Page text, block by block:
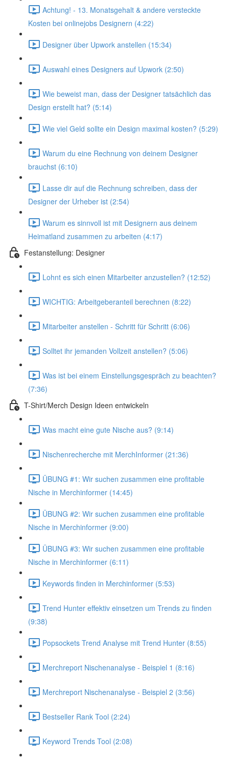
Achtung! - 13. Monatsgehalt & andere versteckte
Kosten bei onlinejobs Designern (4:22)
Designer über Upwork anstellen (15:34)
Auswahl eines Designers auf Upwork (2:50)
Wie beweist man, dass der Designer tatsächlich das
Design erstellt hat? (5:14)
Wie viel Geld sollte ein Design maximal kosten? (5:29)
Warum du eine Rechnung von deinem Designer
brauchst (6:10)
Lasse dir auf die Rechnung schreiben, dass der
Designer der Urheber ist (2:54)
Warum es sinnvoll ist mit Designern aus deinem
Heimatland zusammen zu arbeiten (4:17)
Festanstellung: Designer
Lohnt es sich einen Mitarbeiter anzustellen? (12:52)
WICHTIG: Arbeitgeberanteil berechnen (8:22)
Mitarbeiter anstellen - Schritt für Schritt (6:06)
Solltet ihr jemanden Vollzeit anstellen? (5:06)
Was ist bei einem Einstellungsgespräch zu beachten?
(7:36)
T-Shirt/Merch Design Ideen entwickeln
Was macht eine gute Nische aus? (9:14)
Nischenrecherche mit MerchInformer (21:36)
ÜBUNG #1: Wir suchen zusammen eine profitable
Nische in Merchinformer (14:45)
ÜBUNG #2: Wir suchen zusammen eine profitable
Nische in Merchinformer (9:00)
ÜBUNG #3: Wir suchen zusammen eine profitable
Nische in Merchinformer (6:11)
Keywords finden in Merchinformer (5:53)
Trend Hunter effektiv einsetzen um Trends zu finden
(9:38)
Popsockets Trend Analyse mit Trend Hunter (8:55)
Merchreport Nischenanalyse - Beispiel 1 (8:16)
Merchreport Nischenanalyse - Beispiel 2 (3:56)
Bestseller Rank Tool (2:24)
Keyword Trends Tool (2:08)